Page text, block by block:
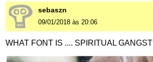
sebaszn
09/01/2018 às 20:06
WHAT FONT IS .... SPIRITUAL